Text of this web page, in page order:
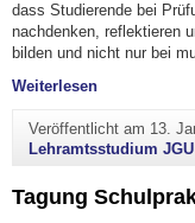
dass Studierende bei
nachdenken, reflektieren
bilden und nicht nur bei
Weiterlesen"Von
Veröffentlicht am 13.
Lehramtsstudium JGU
Tagung